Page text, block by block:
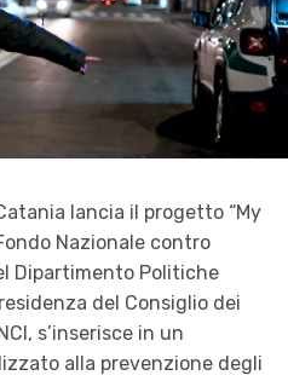
lancia il progetto “My
Nazionale contro
Dipartimento Politiche
del Consiglio dei
s’inserisce in un
alla prevenzione degli